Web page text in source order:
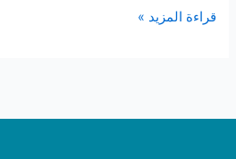
قراءة المزيد »